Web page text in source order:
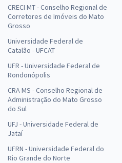
CRECI MT - Conselho Regional de
Corretores de Imóveis do Mato
Grosso
Universidade Federal de
Catalão - UFCAT
UFR - Universidade Federal de
Rondonópolis
CRA MS - Conselho Regional de
Administração do Mato Grosso
do Sul
UFJ - Universidade Federal de
Jataí
UFRN - Universidade Federal do
Rio Grande do Norte